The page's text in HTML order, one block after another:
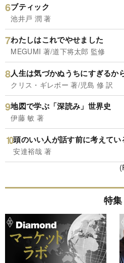
ブティック
池井戸 潤 著
わたしはこれでやせました
MEGUMI 著/道下将太郎 監修
人生は気づかぬうちにすぎるか
クリス・ギレボー 著/児島 修 訳
地図で学ぶ「深読み」世界史
伊藤 敏 著
頭のいい人が話す前に考えてい
安達裕哉 著
特集